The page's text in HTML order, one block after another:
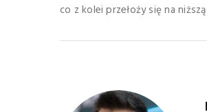
co z kolei przełoży się na